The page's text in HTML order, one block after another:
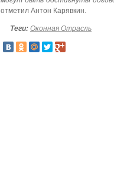
отметил Антон Карявкин.
Теги: Оконная Отрасль